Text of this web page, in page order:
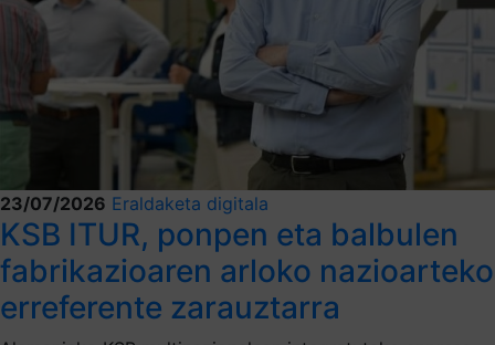
23/07/2026 Eraldaketa digitala
KSB ITUR, ponpen eta balbulen
fabrikazioaren arloko nazioarteko
erreferente zarauztarra